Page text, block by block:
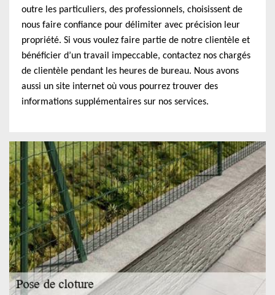
outre les particuliers, des professionnels, choisissent de
nous faire confiance pour délimiter avec précision leur
propriété. Si vous voulez faire partie de notre clientèle et
bénéficier d’un travail impeccable, contactez nos chargés
de clientèle pendant les heures de bureau. Nous avons
aussi un site internet où vous pourrez trouver des
informations supplémentaires sur nos services.